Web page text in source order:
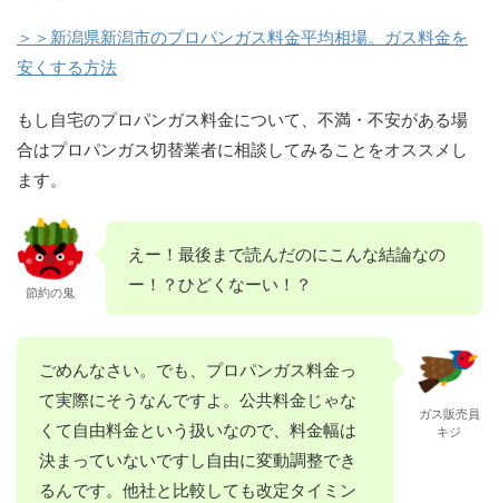
＞＞新潟県新潟市のプロパンガス料金平均相場。ガス料金を
安くする方法
もし自宅のプロパンガス料金について、不満・不安がある場
合はプロパンガス切替業者に相談してみることをオススメし
ます。
節約の鬼
えー！最後まで読んだのにこんな結論なの
ー！？ひどくなーい！？
ごめんなさい。でも、プロパンガス料金っ
て実際にそうなんですよ。公共料金じゃな
くて自由料金という扱いなので、料金幅は
決まっていないですし自由に変動調整でき
るんです。他社と比較しても改定タイミン
ガス販売員
キジ